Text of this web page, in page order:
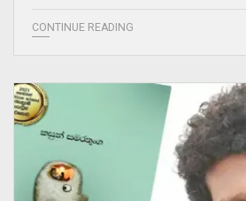
CONTINUE READING